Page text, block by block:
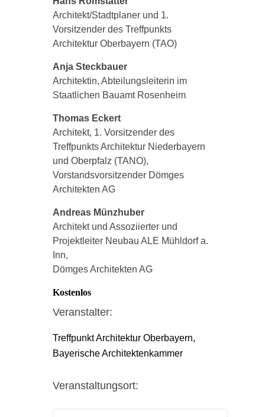
Architekt/Stadtplaner und 1.
Vorsitzender des Treffpunkts
Architektur Oberbayern (TAO)
Anja Steckbauer
Architektin, Abteilungsleiterin im
Staatlichen Bauamt Rosenheim
Thomas Eckert
Architekt, 1. Vorsitzender des
Treffpunkts Architektur Niederbayern
und Oberpfalz (TANO),
Vorstandsvorsitzender Dömges
Architekten AG
Andreas Münzhuber
Architekt und Assoziierter und
Projektleiter Neubau ALE Mühldorf a.
Inn,
Dömges Architekten AG
Kostenlos
Veranstalter:
Treffpunkt Architektur Oberbayern,
Bayerische Architektenkammer
Veranstaltungsort: